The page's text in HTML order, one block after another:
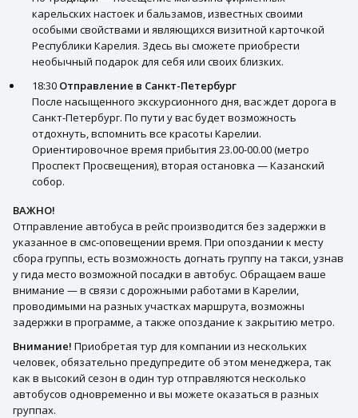
карельских настоек и бальзамов, известных своими
особыми свойствами и являющихся визитной карточкой
Республики Карелия. Здесь вы сможете приобрести
необычный подарок для себя или своих близких.
18:30 Отправление в Санкт-Петербург
После насыщенного экскурсионного дня, вас ждет дорога в
Санкт-Петербург. По пути у вас будет возможность
отдохнуть, вспомнить все красоты Карелии.
Ориентировочное время прибытия 23.00-00.00 (метро
Проспект Просвещения), вторая остановка — Казанский
собор.
ВАЖНО!
Отправление автобуса в рейс производится без задержки в
указанное в смс-оповещении время. При опоздании к месту
сбора группы, есть возможность догнать группу на такси, узнав
у гида место возможной посадки в автобус. Обращаем ваше
внимание — в связи с дорожными работами в Карелии,
проводимыми на разных участках маршрута, возможны
задержки в программе, а также опоздание к закрытию метро.
Внимание! Приобретая тур для компании из нескольких
человек, обязательно предупредите об этом менеджера, так
как в высокий сезон в один тур отправляются несколько
автобусов одновременно и вы можете оказаться в разных
группах.